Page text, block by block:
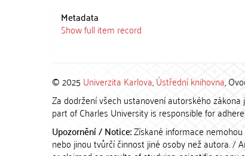
Metadata
Show full item record
© 2025 Univerzita Karlova,Ústřední knihovna,
Za dodržení všech ustanovení autorského
part of Charles University is responsible for
Upozornění / Notice:Získané informace
nebo jinou tvůrčí činnost jiné osoby než autora. /